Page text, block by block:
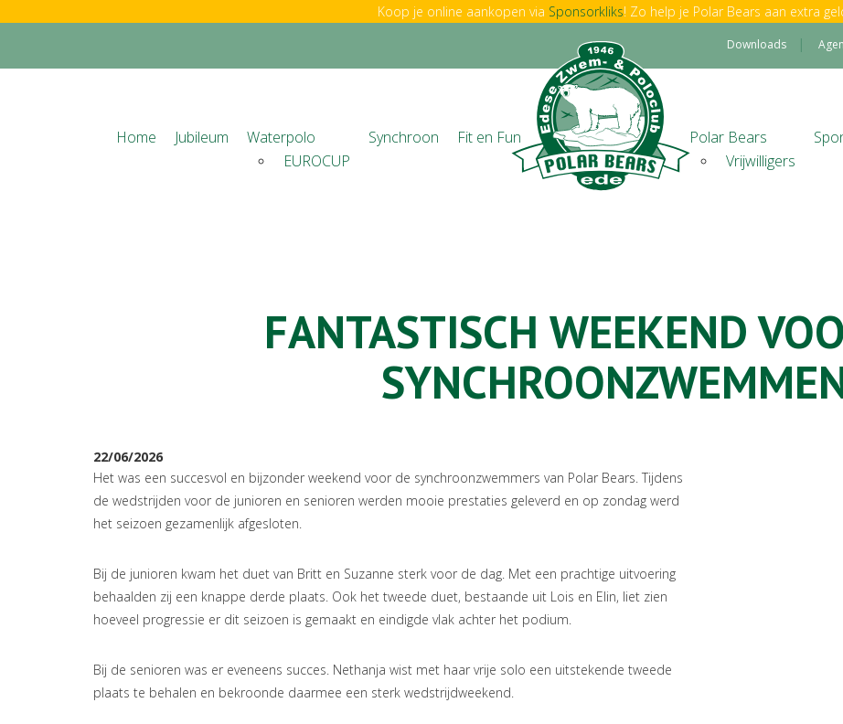
Koop je online aankopen via Sponsorkliks! Zo help je Polar Bears aan extra
Downloads
Home Jubileum
Waterpolo
EUROCUP
Synchroon Fit en Fun
Polar Bears
Vrijwilligers
FANTASTISCH WEEKEND
22/06/2026
Het was een succesvol en bijzonder weekend voor de synchroonzwemmers van Polar Bears. Tijdens
de wedstrijden voor de junioren en senioren werden mooie prestaties geleverd en op zondag werd
het seizoen gezamenlijk afgesloten.
Bij de junioren kwam het duet van Britt en Suzanne sterk voor de dag. Met een prachtige uitvoering
behaalden zij een knappe derde plaats. Ook het tweede duet, bestaande uit Lois en Elin, liet zien
hoeveel progressie er dit seizoen is gemaakt en eindigde vlak achter het podium.
Bij de senioren was er eveneens succes. Nethanja wist met haar vrije solo een uitstekende tweede
plaats te behalen en bekroonde daarmee een sterk wedstrijdweekend.